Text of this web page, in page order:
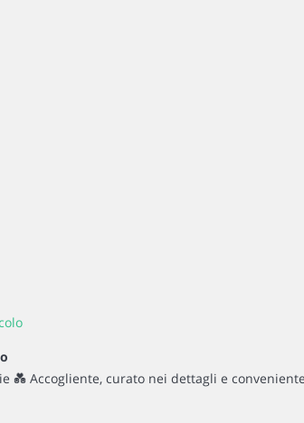
💑 Accogliente, curato nei dettagli e